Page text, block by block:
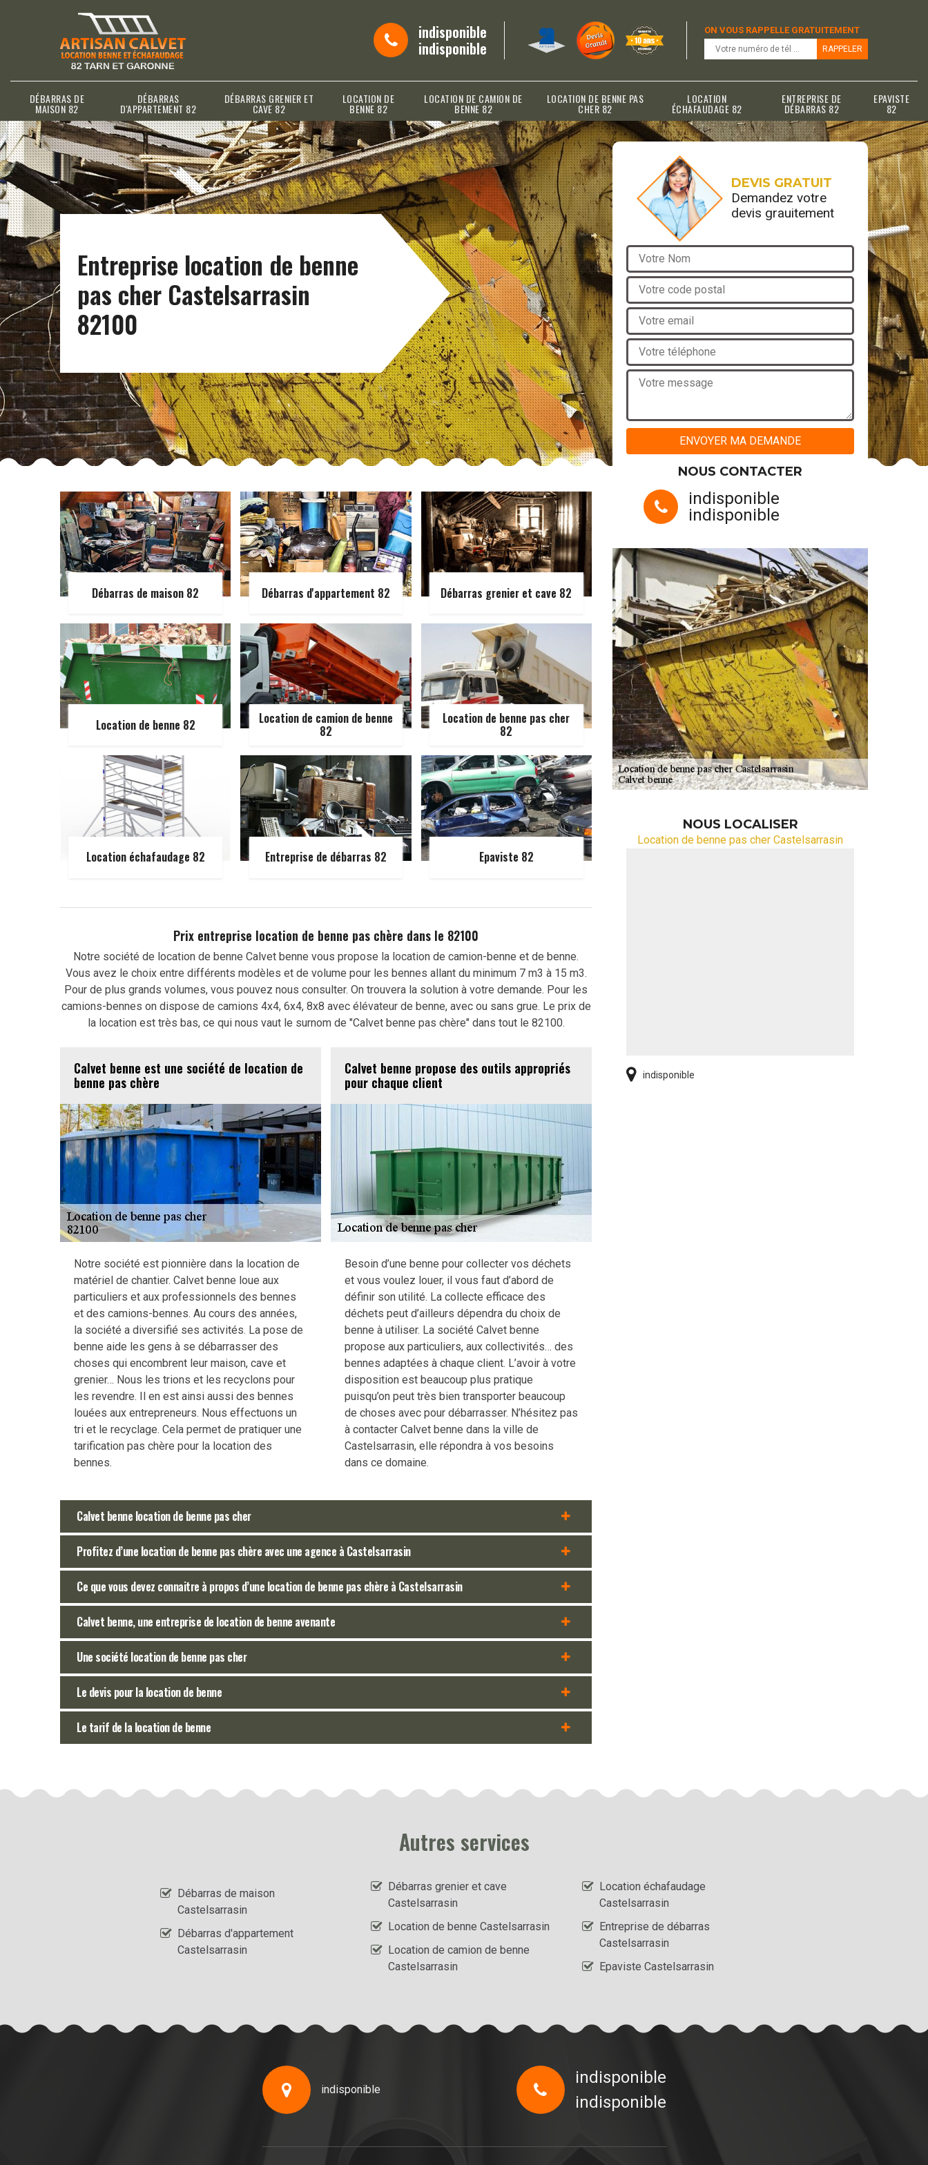
indisponible
indisponible
ON VOUS RAPPELLE GRATUITEMENT
DÉBARRAS DE
MAISON 82
DÉBARRAS
D'APPARTEMENT 82
DÉBARRAS GRENIER ET
CAVE 82
LOCATION DE
BENNE 82
LOCATION DE CAMION DE
BENNE 82
LOCATION DE BENNE PAS
CHER 82
LOCATION
ÉCHAFAUDAGE 82
ENTREPRISE DE
DÉBARRAS 82
EPAVISTE
82
Entreprise location de benne
pas cher Castelsarrasin
82100
Débarras de maison 82 Débarras d'appartement 82 Débarras grenier et cave 82
Location de benne 82 Location de camion de benne
82
Location de benne pas cher
82
Location échafaudage 82 Entreprise de débarras 82 Epaviste 82
Prix entreprise location de benne pas chère dans le 82100
Notre société de location de benne Calvet benne vous propose la location de camion-benne et de benne.
Vous avez le choix entre différents modèles et de volume pour les bennes allant du minimum 7 m3 à 15 m3.
Pour de plus grands volumes, vous pouvez nous consulter. On trouvera la solution à votre demande. Pour les
camions-bennes on dispose de camions 4x4, 6x4, 8x8 avec élévateur de benne, avec ou sans grue. Le prix de
la location est très bas, ce qui nous vaut le surnom de "Calvet benne pas chère" dans tout le 82100.
Calvet benne est une société de location de
benne pas chère
Notre société est pionnière dans la location de
matériel de chantier. Calvet benne loue aux
particuliers et aux professionnels des bennes
et des camions-bennes. Au cours des années,
la société a diversifié ses activités. La pose de
benne aide les gens à se débarrasser des
choses qui encombrent leur maison, cave et
grenier… Nous les trions et les recyclons pour
les revendre. Il en est ainsi aussi des bennes
louées aux entrepreneurs. Nous effectuons un
tri et le recyclage. Cela permet de pratiquer une
tarification pas chère pour la location des
bennes.
Calvet benne propose des outils appropriés
pour chaque client
Besoin d’une benne pour collecter vos déchets
et vous voulez louer, il vous faut d’abord de
définir son utilité. La collecte efficace des
déchets peut d’ailleurs dépendra du choix de
benne à utiliser. La société Calvet benne
propose aux particuliers, aux collectivités… des
bennes adaptées à chaque client. L’avoir à votre
disposition est beaucoup plus pratique
puisqu’on peut très bien transporter beaucoup
de choses avec pour débarrasser. N’hésitez pas
à contacter Calvet benne dans la ville de
Castelsarrasin, elle répondra à vos besoins
dans ce domaine.
Calvet benne location de benne pas cher
Profitez d’une location de benne pas chère avec une agence à Castelsarrasin
Ce que vous devez connaitre à propos d’une location de benne pas chère à Castelsarrasin
Calvet benne, une entreprise de location de benne avenante
Une société location de benne pas cher
Le devis pour la location de benne
Le tarif de la location de benne
DEVIS GRATUIT
Demandez votre
devis grauitement
NOUS CONTACTER
indisponible
indisponible
NOUS LOCALISER
Location de benne pas cher Castelsarrasin
indisponible
Autres services
Débarras de maison
Castelsarrasin
Débarras d'appartement
Castelsarrasin
Débarras grenier et cave
Castelsarrasin
Location de benne Castelsarrasin
Location de camion de benne
Castelsarrasin
Location échafaudage
Castelsarrasin
Entreprise de débarras
Castelsarrasin
Epaviste Castelsarrasin
indisponible
indisponible
indisponible